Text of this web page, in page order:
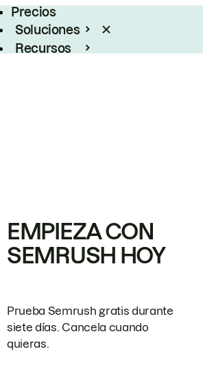
Precios
Soluciones
Recursos
EMPIEZA CON
SEMRUSH HOY
Prueba Semrush gratis durante
siete días. Cancela cuando
quieras.